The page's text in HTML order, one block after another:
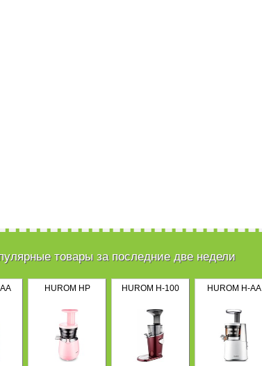
товары за последние две недели
HUROM HP HUROM H-100 HUROM H-AA